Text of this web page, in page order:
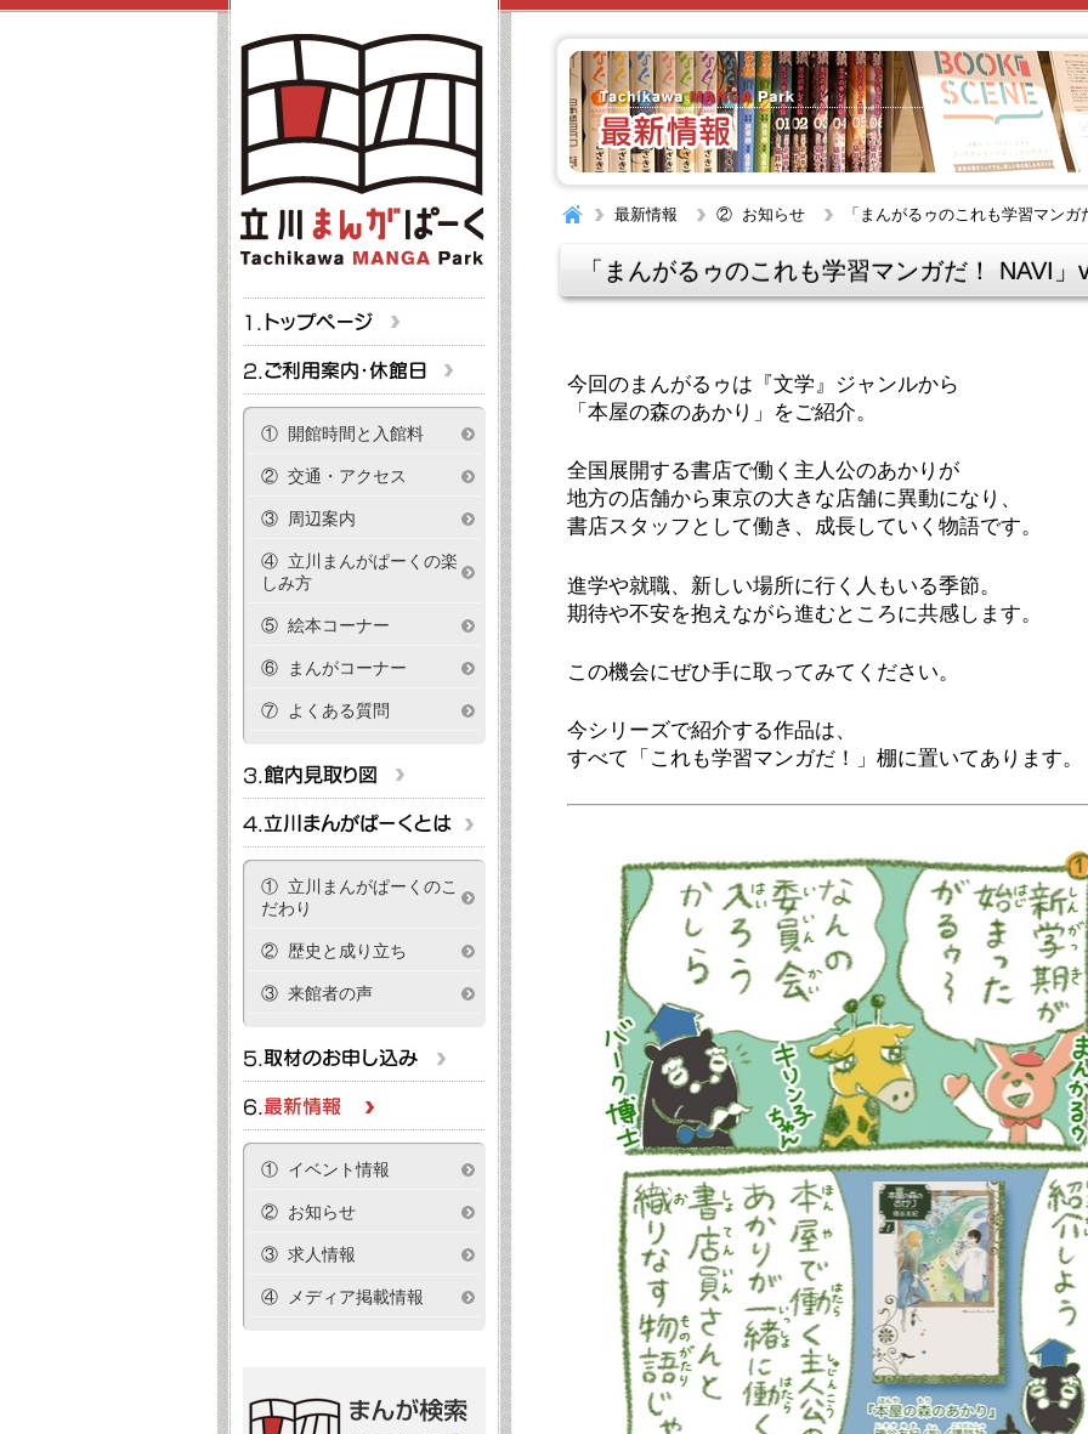
最新情報 ② お知らせ 「まんがるゥのこれも学習マン
「まんがるゥのこれも学習マンガだ！ NAVI」
今回のまんがるゥは『文学』ジャンルから
「本屋の森のあかり」をご紹介。
全国展開する書店で働く主人公のあかりが
地方の店舗から東京の大きな店舗に異動になり、
書店スタッフとして働き、成長していく物語です。
進学や就職、新しい場所に行く人もいる季節。
期待や不安を抱えながら進むところに共感します。
この機会にぜひ手に取ってみてください。
今シリーズで紹介する作品は、
すべて「これも学習マンガだ！」棚に置いてあります。
① 開館時間と入館料
② 交通・アクセス
③ 周辺案内
④ 立川まんがぱーくの楽
しみ方
⑤ 絵本コーナー
⑥ まんがコーナー
⑦ よくある質問
① 立川まんがぱーくのこ
だわり
② 歴史と成り立ち
③ 来館者の声
① イベント情報
② お知らせ
③ 求人情報
④ メディア掲載情報